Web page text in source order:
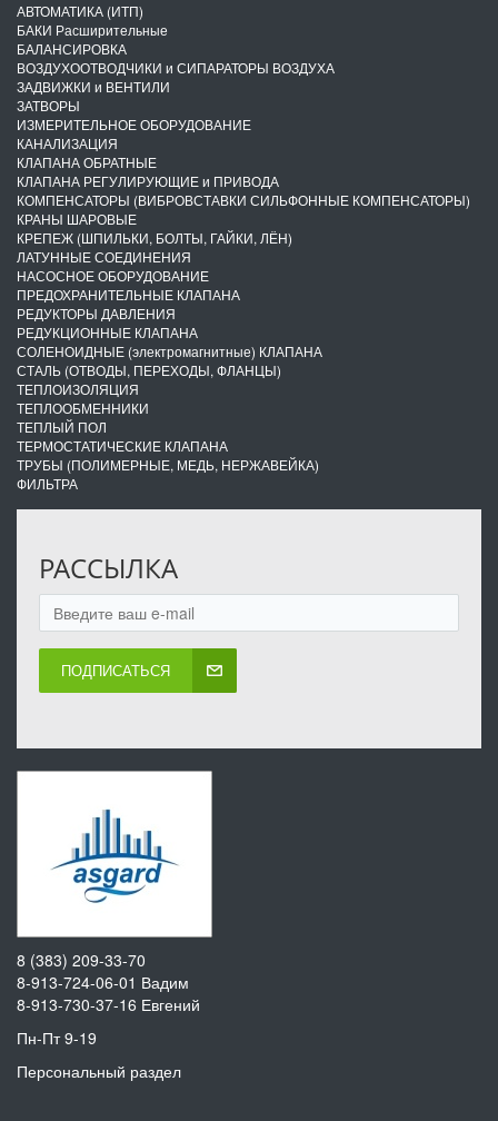
АВТОМАТИКА (ИТП)
БАКИ Расширительные
БАЛАНСИРОВКА
ВОЗДУХООТВОДЧИКИ и СИПАРАТОРЫ ВОЗДУХА
ЗАДВИЖКИ и ВЕНТИЛИ
ЗАТВОРЫ
ИЗМЕРИТЕЛЬНОЕ ОБОРУДОВАНИЕ
КАНАЛИЗАЦИЯ
КЛАПАНА ОБРАТНЫЕ
КЛАПАНА РЕГУЛИРУЮЩИЕ и ПРИВОДА
КОМПЕНСАТОРЫ (ВИБРОВСТАВКИ СИЛЬФОННЫЕ КОМПЕНСАТОРЫ)
КРАНЫ ШАРОВЫЕ
КРЕПЕЖ (ШПИЛЬКИ, БОЛТЫ, ГАЙКИ, ЛЁН)
ЛАТУННЫЕ СОЕДИНЕНИЯ
НАСОСНОЕ ОБОРУДОВАНИЕ
ПРЕДОХРАНИТЕЛЬНЫЕ КЛАПАНА
РЕДУКТОРЫ ДАВЛЕНИЯ
РЕДУКЦИОННЫЕ КЛАПАНА
СОЛЕНОИДНЫЕ (электромагнитные) КЛАПАНА
СТАЛЬ (ОТВОДЫ, ПЕРЕХОДЫ, ФЛАНЦЫ)
ТЕПЛОИЗОЛЯЦИЯ
ТЕПЛООБМЕННИКИ
ТЕПЛЫЙ ПОЛ
ТЕРМОСТАТИЧЕСКИЕ КЛАПАНА
ТРУБЫ (ПОЛИМЕРНЫЕ, МЕДЬ, НЕРЖАВЕЙКА)
ФИЛЬТРА
РАССЫЛКА
ПОДПИСАТЬСЯ
8 (383) 209-33-70
8-913-724-06-01 Вадим
8-913-730-37-16 Евгений
Пн-Пт 9-19
Персональный раздел